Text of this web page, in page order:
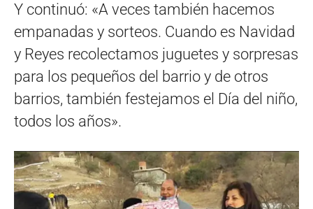
Y continuó: «A veces también hacemos
empanadas y sorteos. Cuando es Navidad
y Reyes recolectamos juguetes y sorpresas
para los pequeños del barrio y de otros
barrios, también festejamos el Día del niño,
todos los años».